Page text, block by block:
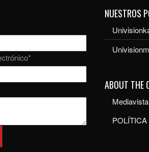
*
NUESTROS
ABOUT THE